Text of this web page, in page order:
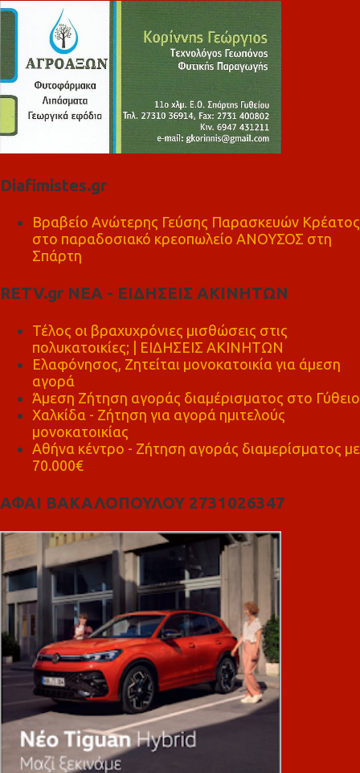
Diafimistes.gr
Βραβείο Ανώτερης Γεύσης Παρασκευών Κρέατος
στο παραδοσιακό κρεοπωλείο ΑΝΟΥΣΟΣ στη
Σπάρτη
RETV.gr ΝΕΑ - ΕΙΔΗΣΕΙΣ ΑΚΙΝΗΤΩΝ
Τέλος οι βραχυχρόνιες μισθώσεις στις
πολυκατοικίες; | ΕΙΔΗΣΕΙΣ ΑΚΙΝΗΤΩΝ
Ελαφόνησος, Ζητείται μονοκατοικία για άμεση
αγορά
Άμεση Ζήτηση αγοράς διαμέρισματος στο Γύθειο
Χαλκίδα - Ζήτηση για αγορά ημιτελούς
μονοκατοικίας
Αθήνα κέντρο - Ζήτηση αγοράς διαμερίσματος με
70.000€
ΑΦΑΙ ΒΑΚΑΛΟΠΟΥΛΟΥ 2731026347